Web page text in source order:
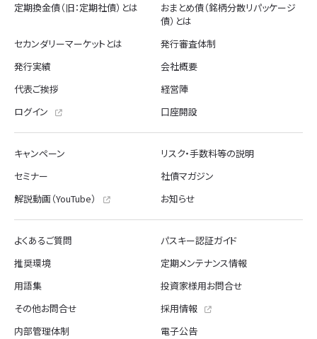
定期換金債（旧：定期社債）とは
おまとめ債（銘柄分散リパッケージ
債）とは
セカンダリーマーケットとは
発行審査体制
発行実績
会社概要
代表ご挨拶
経営陣
ログイン
口座開設
キャンペーン
リスク・手数料等の説明
セミナー
社債マガジン
解説動画（YouTube）
お知らせ
よくあるご質問
パスキー認証ガイド
推奨環境
定期メンテナンス情報
用語集
投資家様用お問合せ
その他お問合せ
採用情報
内部管理体制
電子公告